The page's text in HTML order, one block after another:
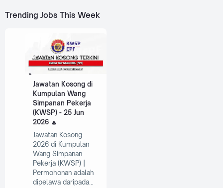
Trending Jobs This Week
Jawatan Kosong di
Kumpulan Wang
Simpanan Pekerja
(KWSP) - 25 Jun
2026
Jawatan Kosong
2026 di Kumpulan
Wang Simpanan
Pekerja (KWSP) |
Permohonan adalah
dipelawa daripada…